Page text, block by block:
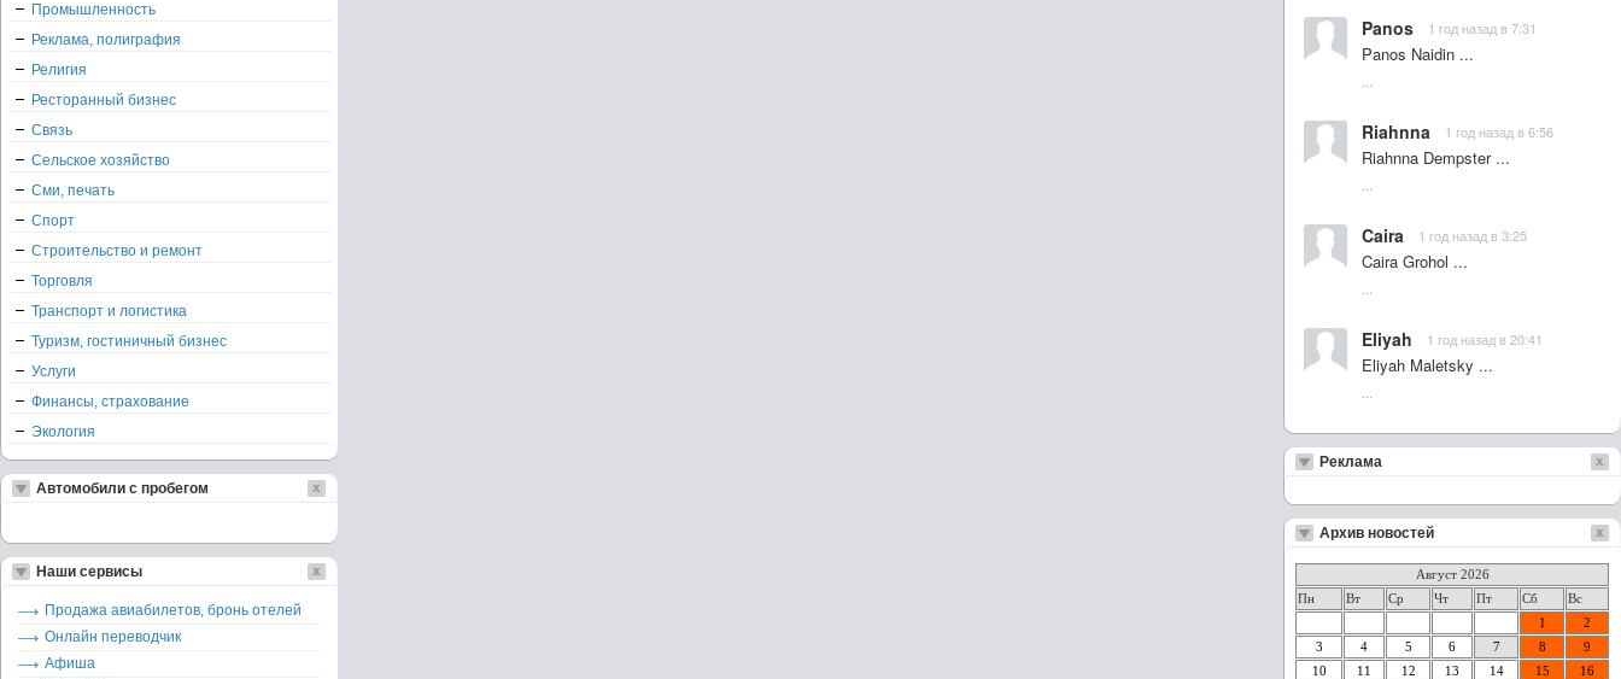
Промышленность
Реклама, полиграфия
Религия
Ресторанный бизнес
Связь
Сельское хозяйство
Сми, печать
Спорт
Строительство и ремонт
Торговля
Транспорт и логистика
Туризм, гостиничный бизнес
Услуги
Финансы, страхование
Экология
Автомобили с пробегом
Наши сервисы
Продажа авиабилетов, бронь отелей
Онлайн переводчик
Афиша
Panos 1 год назад в 7:31
Panos Naidin ...
Riahnna 1 год назад в 6:56
Riahnna Dempster ...
Caira 1 год назад в 3:25
Caira Grohol ...
Eliyah 1 год назад в 20:41
Eliyah Maletsky ...
Реклама
Архив новостей
Август 2026
Пн
Вт Ср Чт Пт Сб
Вс
1
2
3
4 5 6 7 8
9
10
11 12 13 14 15
16